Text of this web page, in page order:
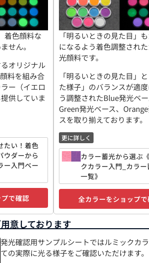
着色顔料な
せん。
オリジナル
料を組み合
ー（イエロ
供していま
たい！着色
ウダーから
ー入門ベー
で確認
「明るいときの見た目」
になるよう着色調整され
光顔料です。
「明るいときの見た目」
た様子」のバランスが適
う調整されたBlue発光ベー
Green発光ベース、
スを取り揃えております。
更に詳しく
カラー蓄光から選ぶ
クカラー入門_カラー
一覧》
全カラーをショップで
意しております
発光確認用サンプルシートではルミックカ
ての実際に光る様子をご確認いただけます。